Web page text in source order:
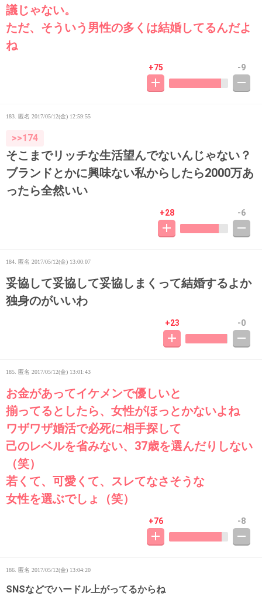
議じゃない。
ただ、そういう男性の多くは結婚してるんだよ
ね
+75 -9
183. 匿名 2017/05/12(金) 12:59:55
>>174
そこまでリッチな生活望んでないんじゃない？
ブランドとかに興味ない私からしたら2000万あ
ったら全然いい
+28 -6
184. 匿名 2017/05/12(金) 13:00:07
妥協して妥協して妥協しまくって結婚するよか
独身のがいいわ
+23 -0
185. 匿名 2017/05/12(金) 13:01:43
お金があってイケメンで優しいと
揃ってるとしたら、女性がほっとかないよね
ワザワザ婚活で必死に相手探して
己のレベルを省みない、37歳を選んだりしない
（笑）
若くて、可愛くて、スレてなさそうな
女性を選ぶでしょ（笑）
+76 -8
186. 匿名 2017/05/12(金) 13:04:20
SNSなどでハードル上がってるからね